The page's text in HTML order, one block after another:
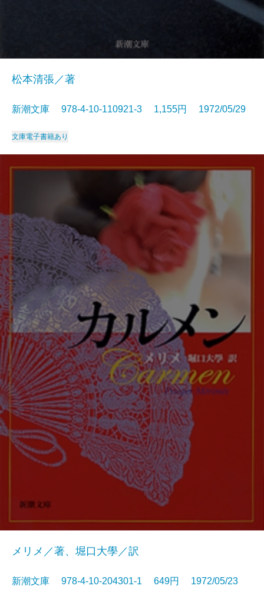
松本清張／著
新潮文庫 978-4-10-110921-3 1,155円 1972/05/29
文庫電子書籍あり
メリメ／著、堀口大學／訳
新潮文庫 978-4-10-204301-1 649円 1972/05/23